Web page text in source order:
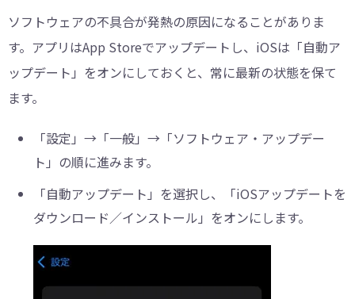
ソフトウェアの不具合が発熱の原因になることがありま
す。アプリはApp Storeでアップデートし、iOSは「自動ア
ップデート」をオンにしておくと、常に最新の状態を保て
ます。
「設定」→「一般」→「ソフトウェア・アップデー
ト」の順に進みます。
「自動アップデート」を選択し、「iOSアップデートを
ダウンロード／インストール」をオンにします。